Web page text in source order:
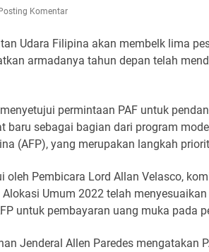
Posting Komentar
Udara Filipina akan membelk lima
armadanya tahun depan telah
permintaan PAF untuk
baru sebagai bagian dari program
(AFP), yang merupakan langkah
oleh Pembicara Lord Allan Velasco,
Alokasi Umum 2022 telah
untuk pembayaran uang muka pada
Jenderal Allen Paredes mengatakan